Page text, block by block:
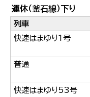
運休（釜石線）下り
列車
快速はまゆり1号
普通
快速はまゆり53号